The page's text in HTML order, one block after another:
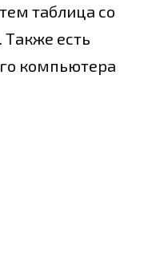
таблица со
есть
компьютера